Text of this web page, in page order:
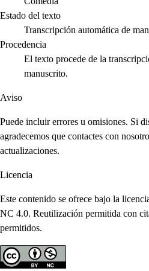
Estado del texto
Transcripción automática de
Procedencia
El texto procede de la
manuscrito.
Aviso
Puede incluir errores u omisiones. Si
agradecemos que contactes con
actualizaciones.
Licencia
Este contenido se ofrece bajo la
NC 4.0. Reutilización permitida con
permitidos.